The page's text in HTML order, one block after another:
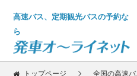
高速バス、定期観光バスの予約な
ら
トップページ 全国の高速